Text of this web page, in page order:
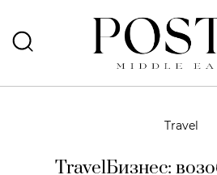
Travel
TravelБизнес: